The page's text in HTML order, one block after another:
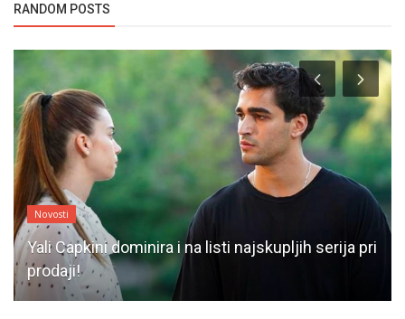
RANDOM POSTS
Novosti
Yali Capkini dominira i na listi najskupljih serija pri
prodaji!